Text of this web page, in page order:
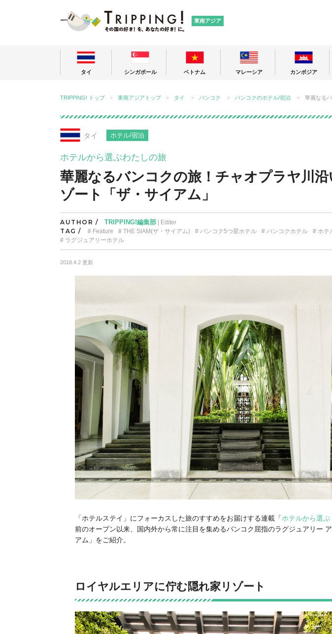
東南アジア
タイ シンガポール ベトナム マレーシア カンボジア
TRIPPING! トップ 東南アジアトップ タイ バンコク バンコクのホテル/宿泊 華麗なる
タイ ホテル/宿泊
ホテルから選ぶわたしの旅
華麗なるバンコクの旅！チャオプラヤ川沿
ゾート「ザ・サイアム」
AUTHOR / TRIPPING!編集部 | Editer
TAG / Feature THE SIAM(ザ・サイアム) バンコク5つ星ホテル バンコクホテル
ホテ
ラグジュアリーホテル
2018.4.2 更新
「ホテルステイ」にフォーカスした旅のすすめをお届けする連載「ホテルから選ぶ
前のオープン以来、国内外から常に注目を集めるバンコク屈指のラグジュアリー
アム」をご紹介。
ロイヤルエリアに佇む隠れ家リゾート